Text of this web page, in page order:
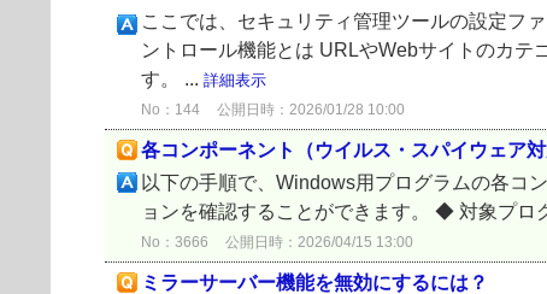
ここでは、セキュリティ管理ツールの設定フ
ントロール機能とは URLやWebサイトのカテ
す。 ... 詳細表示
No：144 公開日時：2026/01/28 10:00
各コンポーネント（ウイルス・スパイウェア
以下の手順で、Windows用プログラムの各コ
ョンを確認することができます。 ◆ 対象プ
No：3666 公開日時：2026/04/15 13:00
ミラーサーバー機能を無効にするには？